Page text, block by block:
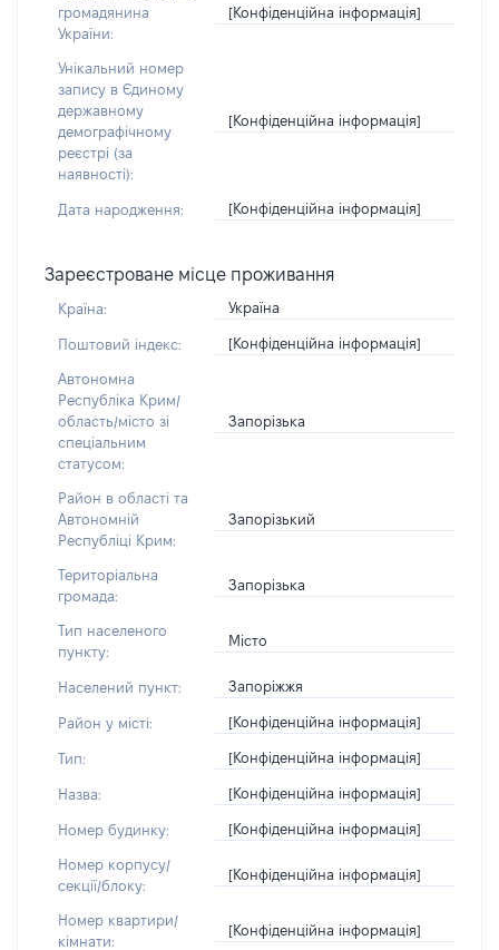
громадянина
України:
[Конфіденційна інформація]
Унікальний номер
запису в Єдиному
державному
демографічному
реєстрі (за
наявності):
[Конфіденційна інформація]
Дата народження: [Конфіденційна інформація]
Зареєстроване місце проживання
Країна: Україна
Поштовий індекс: [Конфіденційна інформація]
Автономна
Республіка Крим/
область/місто зі
спеціальним
статусом:
Запорізька
Район в області та
Автономній
Республіці Крим:
Запорізький
Територіальна
громада:
Запорізька
Тип населеного
пункту:
Місто
Населений пункт: Запоріжжя
Район у місті: [Конфіденційна інформація]
Тип: [Конфіденційна інформація]
Назва: [Конфіденційна інформація]
Номер будинку: [Конфіденційна інформація]
Номер корпусу/
секції/блоку:
[Конфіденційна інформація]
Номер квартири/
кімнати:
[Конфіденційна інформація]